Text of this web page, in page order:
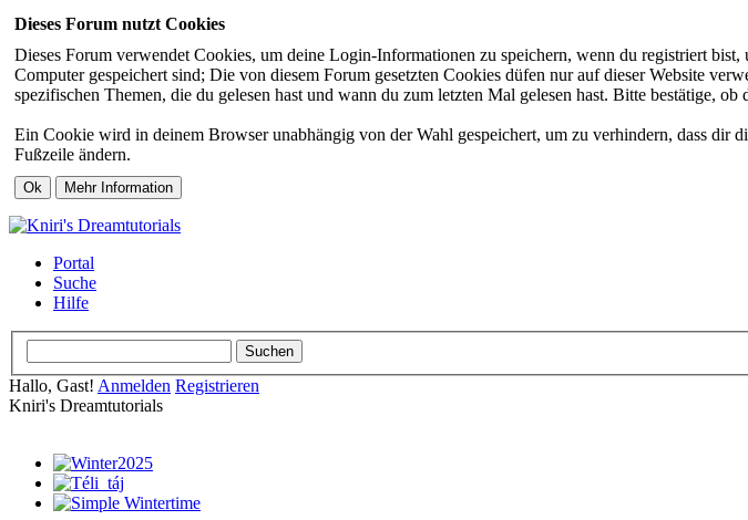
Dieses Forum nutzt Cookies
Dieses Forum verwendet Cookies, um deine Login-Informationen zu speichern, wenn du registriert
Computer gespeichert sind; Die von diesem Forum gesetzten Cookies düfen nur auf dieser Website
spezifischen Themen, die du gelesen hast und wann du zum letzten Mal gelesen hast. Bitte bestätige, ob
Ein Cookie wird in deinem Browser unabhängig von der Wahl gespeichert, um zu verhindern, dass
Fußzeile ändern.
Portal
Suche
Hilfe
Hallo, Gast! Anmelden Registrieren
Kniri's Dreamtutorials